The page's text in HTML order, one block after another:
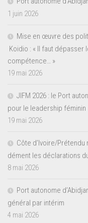
1 juin 2026
Mise en œuvre des
Koidio : « Il faut
compétence… »
19 mai 2026
JIFM 2026 : le Port
pour le leadership féminin
19 mai 2026
Côte d’Ivoire/Prétendu
dément les déclarations
8 mai 2026
Port autonome
général par intérim
4 mai 2026